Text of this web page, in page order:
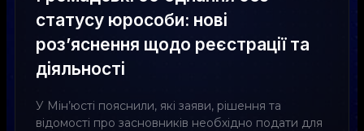
статусу юрособи: нові
роз’яснення щодо реєстрації та
діяльності
У Мін’юсті пояснили, які заяви, рішення та
відомості про засновників необхідно подати для